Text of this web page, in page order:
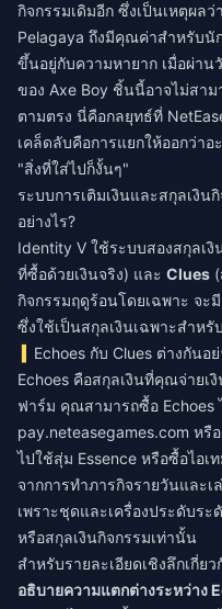
กิจกรรมเดิมอีก ซึ่งเป็นเหตุผล
Pelagaya ถึงมีคุณค่าสำหรับนั
ขึ้นอยู่กับความหายาก เมื่อผ่าน
ของ Axe Boy ชิ้นนี้อาจไม่สาม
ตามตรง นี่คือกลยุทธ์ที่
เคล็ดลับคือการแยกให้ออกว่า
"สิ่งที่ใส่ไปก็งั้นๆ"
ระบบการเติมเงินและสกุลเงิ
อย่างไร?
Identity V ใช้ระบบสองสกุลเงิ
ที่ซื้อด้วยเงินจริง) และ Clues
กิจกรรมฤดูร้อนโดยเฉพาะ จะ
ซึ่งใช้เป็นสกุลเงินเฉพาะสำห
Echoes กับ Clues ต่างกันอย่
Echoes คือสกุลเงินที่คุณจ่ายเ
ฟาร์ม คุณสามารถซื้อ Echoes
pay.neteasegames.com ห
ไปใช้สุ่ม Essence หรือซื้อไอเ
จากการทำภารกิจรายวันและ
เพราะชุดและเครื่องประดับร
หรือสกุลเงินกิจกรรมเท่านั้น
สำหรับรายละเอียดเชิงลึกเกี่
อธิบายความแตกต่างระหว่าง